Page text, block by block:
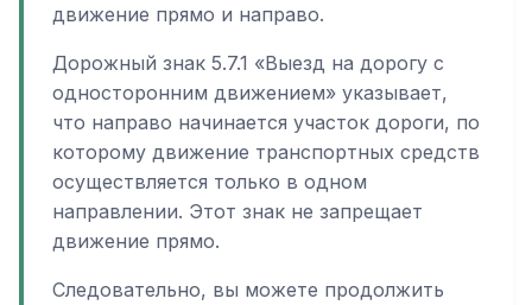
движение прямо и направо.
Дорожный знак 5.7.1 «Выезд на дорогу с
односторонним движением» указывает,
что направо начинается участок дороги, по
которому движение транспортных средств
осуществляется только в одном
направлении. Этот знак не запрещает
движение прямо.
Следовательно, вы можете продолжить